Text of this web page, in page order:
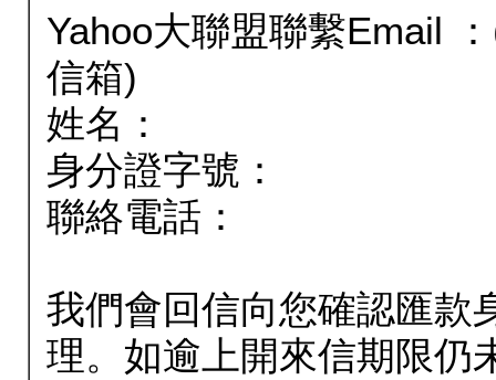
Yahoo大聯盟聯繫Email
信箱)
姓名：
身分證字號：
聯絡電話：
我們會回信向您確認匯款
理。如逾上開來信期限仍